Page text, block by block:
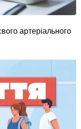
артеріального